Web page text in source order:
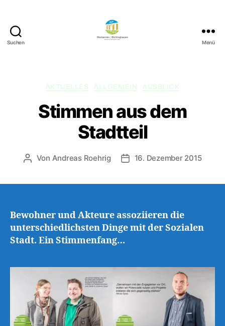
Suchen Menü
Stimmen aus dem
Stadtteil
Beitragsautor
Von Andreas Roehrig Veröffentlichungsdatum
16. Dezember 2015
Bewohner und Akteure assoziieren die
unterschiedlichsten Dinge mit der Sozialen
Stadt. Ein Stimmenfang…